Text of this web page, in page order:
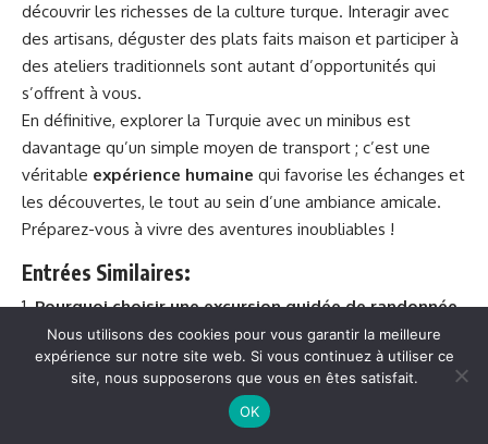
découvrir les richesses de la culture turque. Interagir avec
des artisans, déguster des plats faits maison et participer à
des ateliers traditionnels sont autant d’opportunités qui
s’offrent à vous.
En définitive, explorer la Turquie avec un minibus est
davantage qu’un simple moyen de transport ; c’est une
véritable expérience humaine qui favorise les échanges et
les découvertes, le tout au sein d’une ambiance amicale.
Préparez-vous à vivre des aventures inoubliables !
Entrées Similaires:
Pourquoi choisir une excursion guidée de randonnée
pédestre pour découvrir Istanbul en toute intimité ?
Pourquoi choisir un circuit privé à Istanbul pour
explorer la Turquie à un prix abordable ?
Pourquoi choisir un circuit privé de 8 jours en
Nous utilisons des cookies pour vous garantir la meilleure
expérience sur notre site web. Si vous continuez à utiliser ce
site, nous supposerons que vous en êtes satisfait.
OK